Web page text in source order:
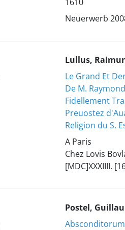
Neuerwerb
Lullus,
Le Grand Et
De M.
Fidellement
Preuostez
Religion du S.
A Paris
Chez Lovis
[MDC]XXXIIII.
Postel,